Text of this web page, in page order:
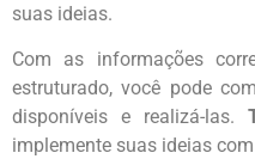
suas ideias.
Com as informações
estruturado, você pode
disponíveis e realizá-las.
implemente suas ideias